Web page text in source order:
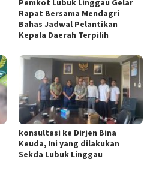
Rapat Bersama Mendagri
Bahas Jadwal Pelantikan
Kepala Daerah Terpilih
konsultasi ke Dirjen Bina
Keuda, Ini yang dilakukan
Sekda Lubuk Linggau